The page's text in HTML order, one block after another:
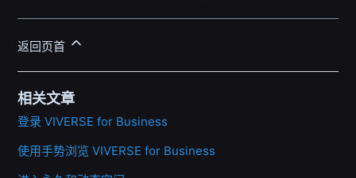
返回页首
相关文章
登录 VIVERSE for Business
使用手势浏览 VIVERSE for Business